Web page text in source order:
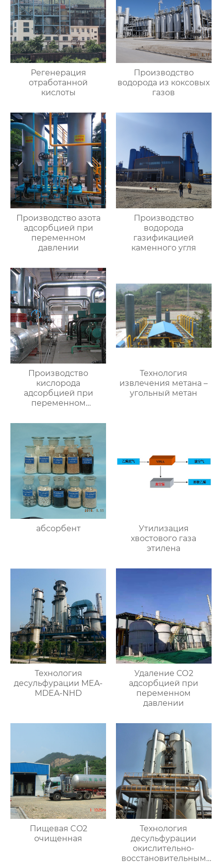
Регенерация
отработанной
кислоты
Производство
водорода из коксовых
газов
Производство азота
адсорбцией при
переменном
давлении
Производство
водорода
газификацией
каменного угля
Производство
кислорода
адсорбцией при
переменном
Технология
извлечения метана –
угольный метан
абсорбент
Утилизация
хвостового газа
этилена
Технология
десульфурации MEA-
MDEA-NHD
Удаление СО2
адсорбцией при
переменном
давлении
Пищевая CO2
очищенная
Технология
десульфурации
окислительно-
восстановительным